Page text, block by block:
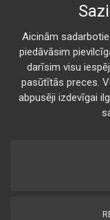
Aicinām
piedāvāsim
darīsim visu
pasūtītās preces.
abpusēji izdevīgai